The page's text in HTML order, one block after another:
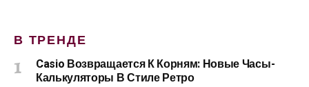
В ТРЕНДЕ
Casio Возвращается К Корням: Новые Часы-
Калькуляторы В Стиле Ретро